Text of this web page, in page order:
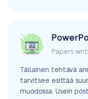
Papers
Tällainen tehtävä
tarvitsee esittää
muodossa. Usein